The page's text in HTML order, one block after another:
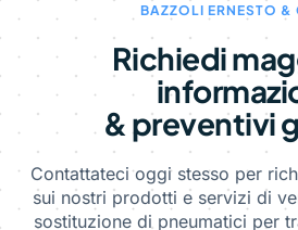
BAZZOLI ERNESTO &
Richiedi
& preventivi
Contattateci oggi stesso per
sui nostri prodotti e servizi di
sostituzione di pneumatici per